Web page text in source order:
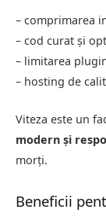
– comprimarea
– cod curat și
– limitarea
– hosting de
Viteza este un
modern și
morți.
Beneficii